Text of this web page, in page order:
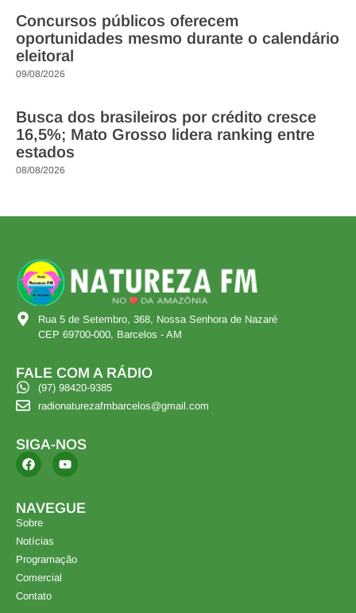
Concursos públicos oferecem
oportunidades mesmo durante o calendário
eleitoral
09/08/2026
Busca dos brasileiros por crédito cresce
16,5%; Mato Grosso lidera ranking entre
estados
08/08/2026
Rua 5 de Setembro, 368, Nossa Senhora de Nazaré
CEP 69700-000, Barcelos - AM
FALE COM A RÁDIO
(97) 98420-9385
radionaturezafmbarcelos@gmail.com
SIGA-NOS
NAVEGUE
Sobre
Notícias
Programação
Comercial
Contato